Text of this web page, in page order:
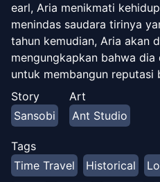
earl, Aria menikmati
menindas saudara tirinya
tahun kemudian, Aria akan
mengungkapkan bahwa
untuk membangun reputasi
membuatnya dipermalukan.
sangat berharap dia bisa
melihat jam pasir aneh
masa lalu. Sekarang Aria
dengan menggunakan
melawannya. Seperti
Story
Sansobi
Art
Ant Studio
Tags
Time Travel
Historical